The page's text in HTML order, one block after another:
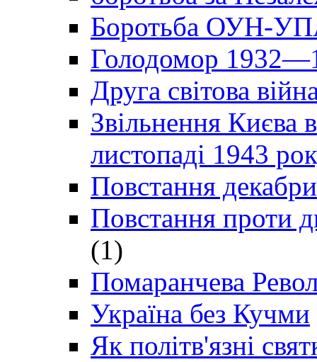
Боротьба ОУН-УПА
Голодомор
Друга світова
Звільнення Києва
листопаді 1943
Повстання
Повстання проти
(1)
Помаранчева
Україна без Кучми
Як політв'язні